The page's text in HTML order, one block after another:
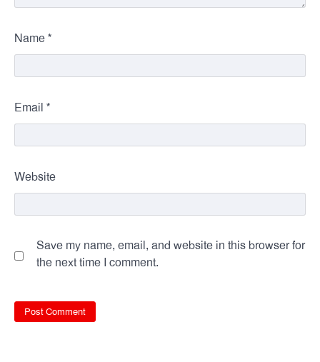
Name *
Email *
Website
Save my name, email, and website in this browser for
the next time I comment.